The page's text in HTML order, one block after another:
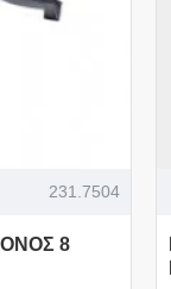
231.7504
8